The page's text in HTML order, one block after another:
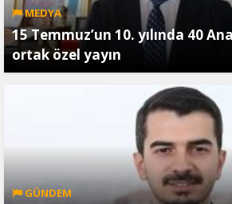
MEDYA
15 Temmuz’un 10. yılında 40
ortak özel yayın
GÜNDEM